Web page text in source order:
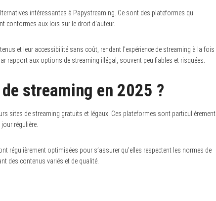
intéressantes à Papystreaming. Ce sont des plateformes qui
conformes aux lois sur le droit d’auteur.
et leur accessibilité sans coût, rendant l’expérience de streaming à la fois
rapport aux options de streaming illégal, souvent peu fiables et risquées.
streaming en 2025 ?
sites de streaming gratuits et légaux. Ces plateformes sont particulièrement
régulière.
régulièrement optimisées pour s’assurer qu’elles respectent les normes de
des contenus variés et de qualité.